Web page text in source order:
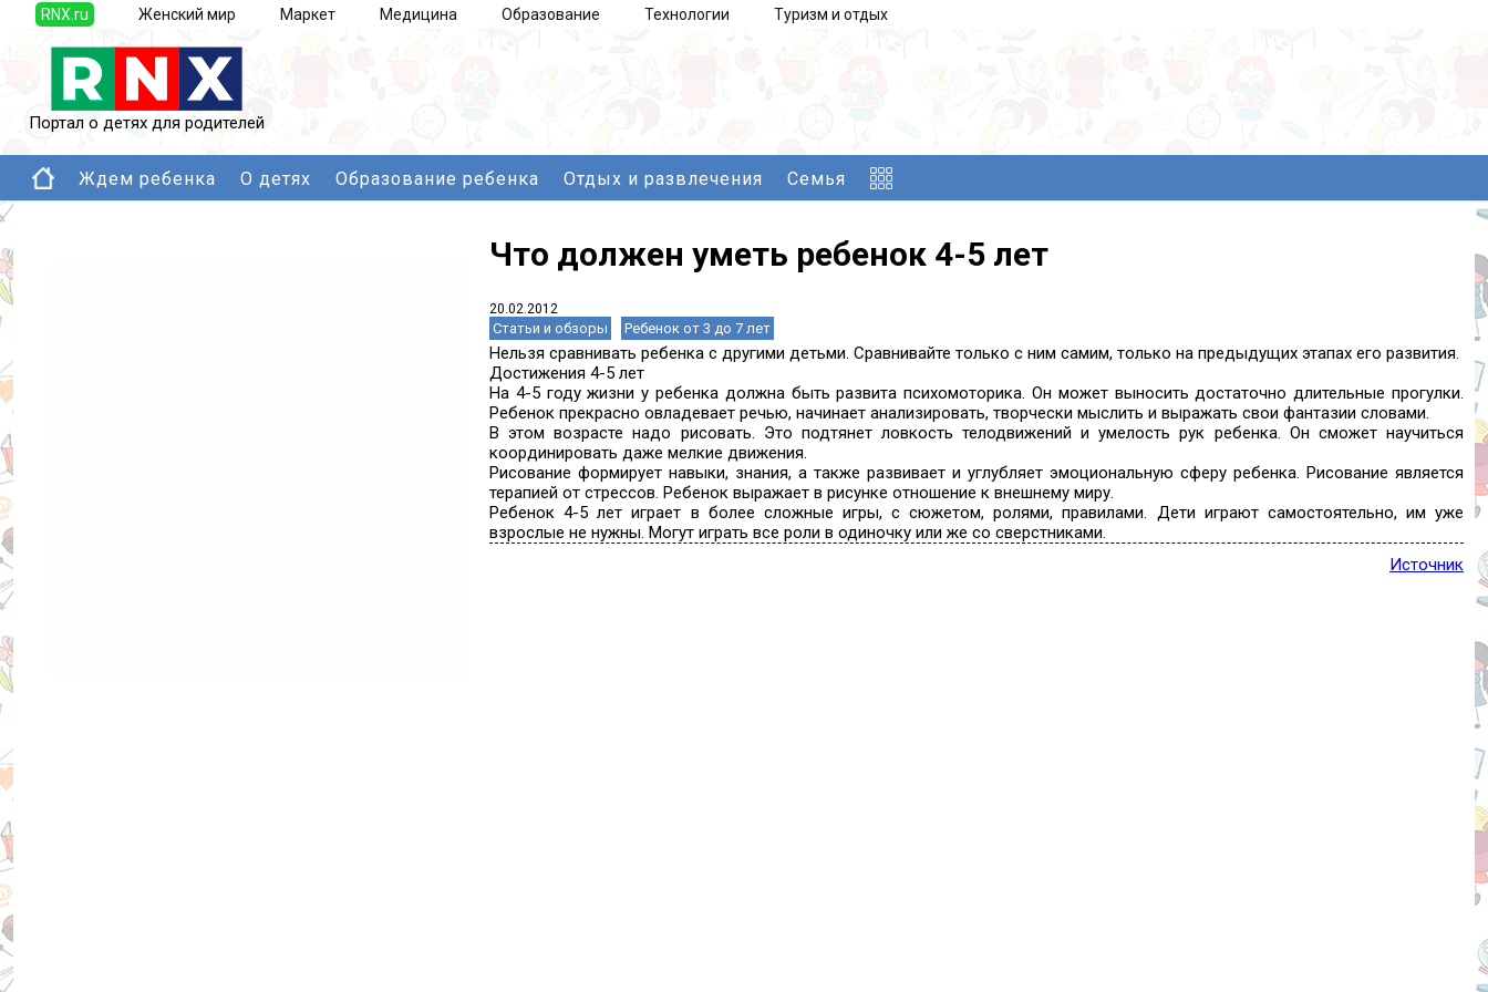
RNX.ru Женский мир Маркет Медицина Образование Технологии Туризм и отдых
Портал о детях для родителей
Ждем ребенка О детях Образование ребенка Отдых и развлечения Семья
Что должен уметь ребенок 4-5 лет
20.02.2012
Статьи и обзоры Ребенок от 3 до 7 лет
Нельзя сравнивать ребенка с другими детьми. Сравнивайте только с ним самим, только на предыдущих этапах его развития.
Достижения 4-5 лет
На 4-5 году жизни у ребенка должна быть развита психомоторика. Он может выносить достаточно длительные прогулки.
Ребенок прекрасно овладевает речью, начинает анализировать, творчески мыслить и выражать свои фантазии словами.
В этом возрасте надо рисовать. Это подтянет ловкость телодвижений и умелость рук ребенка. Он сможет научиться
координировать даже мелкие движения.
Рисование формирует навыки, знания, а также развивает и углубляет эмоциональную сферу ребенка. Рисование является
терапией от стрессов. Ребенок выражает в рисунке отношение к внешнему миру.
Ребенок 4-5 лет играет в более сложные игры, с сюжетом, ролями, правилами. Дети играют самостоятельно, им уже
взрослые не нужны. Могут играть все роли в одиночку или же со сверстниками.
Источник